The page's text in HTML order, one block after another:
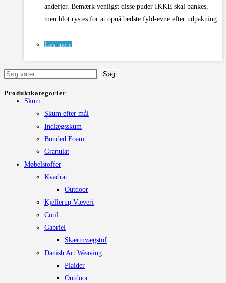
andefjer. Bemærk venligst disse puder IKKE skal bankes,
men blot rystes for at opnå bedste fyld-evne efter udpakning.
Læs mere
Søg
Søg
Produktkategorier
Skum
Skum efter mål
Indlægsskum
Bonded Foam
Granulat
Møbelstoffer
Kvadrat
Outdoor
Kjellerup Væveri
Cotil
Gabriel
Skærmvægstof
Danish Art Weaving
Plaider
Outdoor